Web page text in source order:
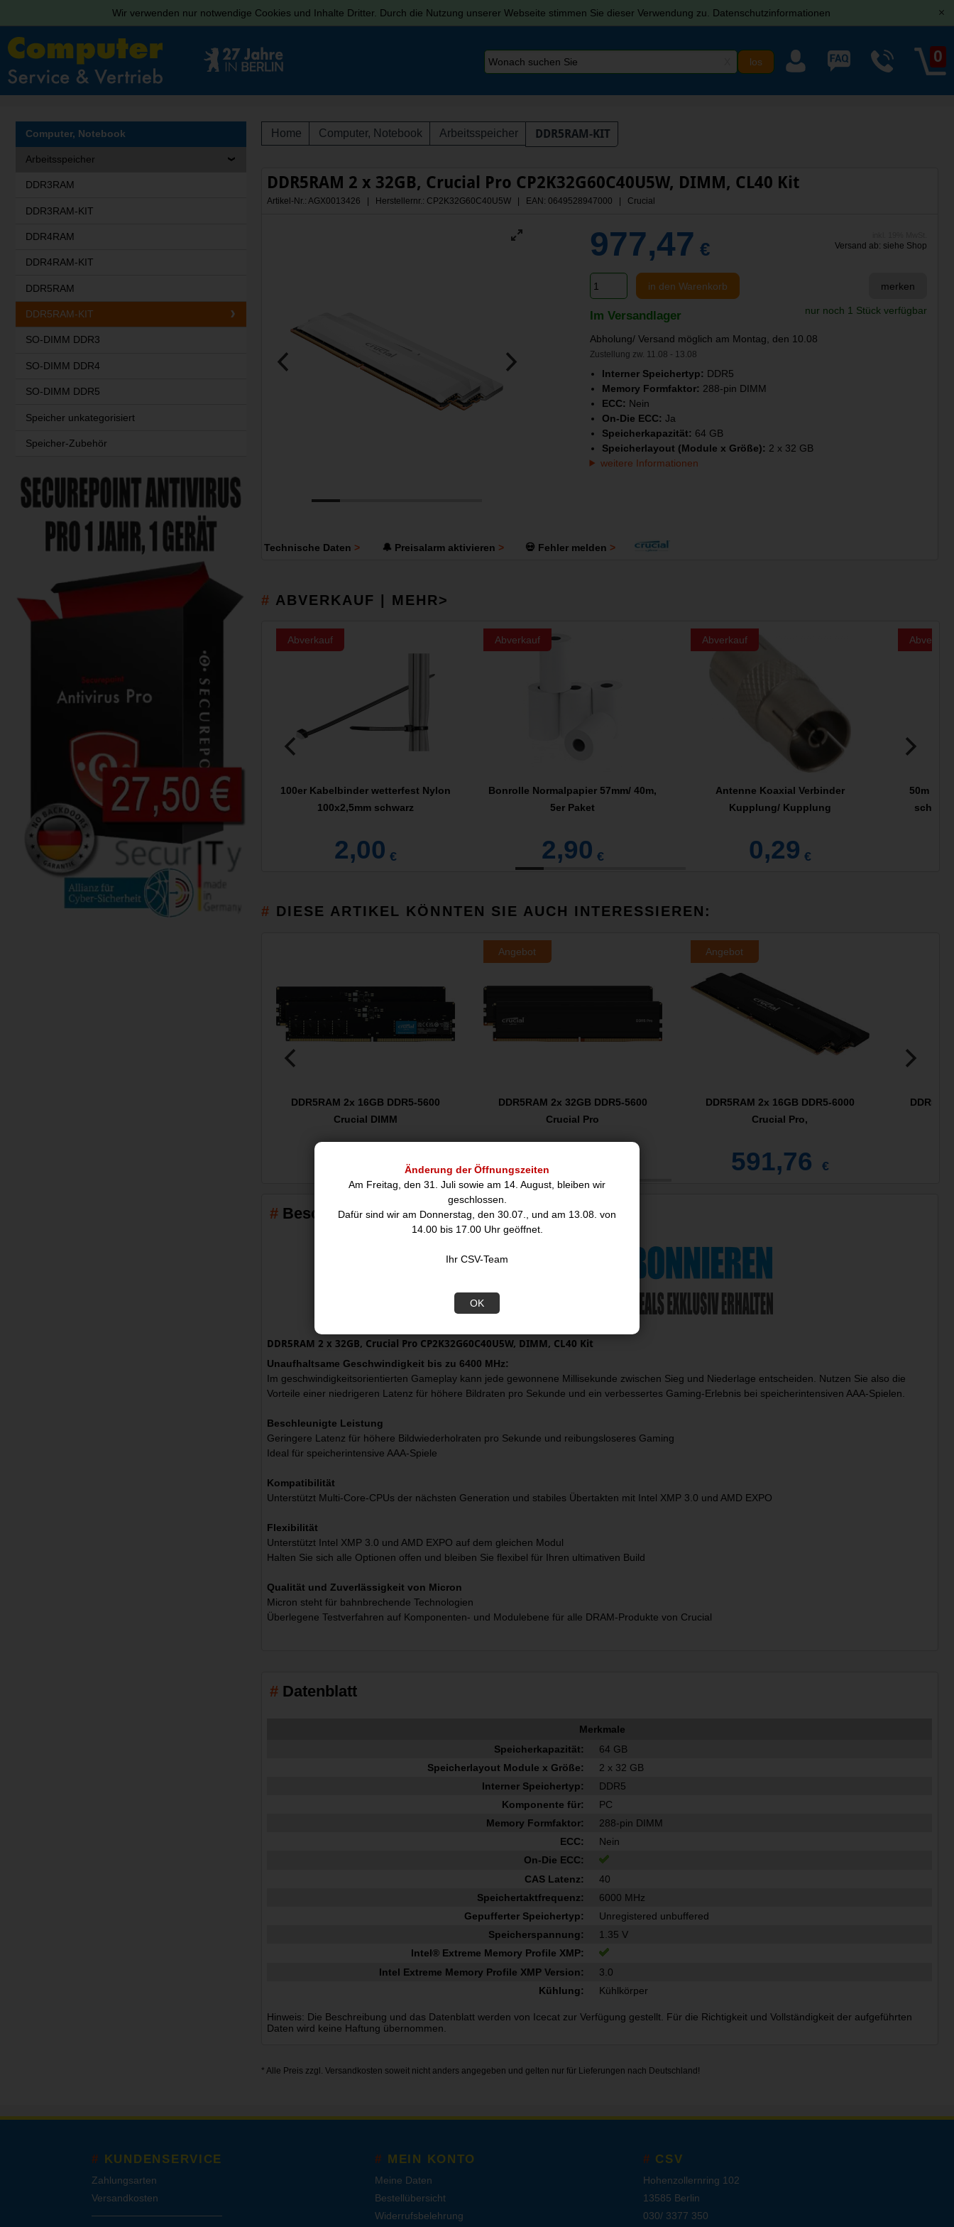
Wir verwenden nur notwendige Cookies und Inhalte Dritter. Durch die Nutzung unserer Webseite stimmen Sie dieser Verwendung zu. Datenschutzinformationen [x]
Änderung der Öffnungszeiten
Am Freitag, den 31. Juli sowie am 14. August, bleiben wir
geschlossen.
Dafür sind wir am Donnerstag, den 30.07., und am 13.08. von
14.00 bis 17.00 Uhr geöffnet.
Ihr CSV-Team
OK
0
Home Computer, Notebook Arbeitsspeicher DDR5RAM-KIT
DDR5RAM 2 x 32GB, Crucial Pro CP2K32G60C40U5W, DIMM, CL40 Kit
Artikel-Nr.: AGX0013426 | Herstellernr.: CP2K32G60C40U5W | EAN: 0649528947000 | Crucial
977,47 € Versand ab: siehe Shop
in den Warenkorb merken
Im Versandlager nur noch 1 Stück verfügbar
Abholung/ Versand möglich am Montag, den 10.08
Zustellung zw. 11.08 - 13.08
Interner Speichertyp: DDR5
Memory Formfaktor: 288-pin DIMM
ECC: Nein
On-Die ECC: Ja
Speicherkapazität: 64 GB
Speicherlayout (Module x Größe): 2 x 32 GB
weitere Informationen
Technische Daten 🔔 Preisalarm aktivieren 💀 Fehler melden
ABVERKAUF | MEHR>
Abverkauf
100er Kabelbinder wetterfest Nylon
100x2,5mm schwarz
2,00 €
Abverkauf
Bonrolle Normalpapier 57mm/ 40m,
5er Paket
2,90 €
Abverkauf
Antenne Koaxial Verbinder
Kupplung/ Kupplung
0,29 €
Abverkauf
50m
DIESE ARTIKEL KÖNNTEN SIE AUCH INTERESSIEREN:
DDR5RAM 2x 16GB DDR5-5600
Crucial DIMM
€
Angebot
DDR5RAM 2x 32GB DDR5-5600
Crucial Pro
822,92
Angebot
DDR5RAM 2x 16GB DDR5-6000
Crucial Pro,
591,76 €
Beschreibung
DDR5RAM 2 x 32GB, Crucial Pro CP2K32G60C40U5W, DIMM, CL40 Kit
Unaufhaltsame Geschwindigkeit bis zu 6400 MHz:
Im geschwindigkeitsorientierten Gameplay kann jede gewonnene Millisekunde zwischen Sieg und Niederlage entscheiden. Nutzen Sie also die
Vorteile einer niedrigeren Latenz für höhere Bildraten pro Sekunde und ein verbessertes Gaming-Erlebnis bei speicherintensiven AAA-Spielen.
Beschleunigte Leistung
Geringere Latenz für höhere Bildwiederholraten pro Sekunde und reibungsloseres Gaming
Ideal für speicherintensive AAA-Spiele
Kompatibilität
Unterstützt Multi-Core-CPUs der nächsten Generation und stabiles Übertakten mit Intel XMP 3.0 und AMD EXPO
Flexibilität
Unterstützt Intel XMP 3.0 und AMD EXPO auf dem gleichen Modul
Halten Sie sich alle Optionen offen und bleiben Sie flexibel für Ihren ultimativen Build
Qualität und Zuverlässigkeit von Micron
Micron steht für bahnbrechende Technologien
Überlegene Testverfahren auf Komponenten- und Modulebene für alle DRAM-Produkte von Crucial
Datenblatt
Merkmale
Speicherkapazität:
64 GB
Speicherlayout Module x Größe:
2 x 32 GB
Interner Speichertyp:
DDR5
Komponente für:
PC
Memory Formfaktor:
288-pin DIMM
ECC:
Nein
On-Die ECC:
CAS Latenz:
40
Speichertaktfrequenz:
6000 MHz
Gepufferter Speichertyp:
Unregistered unbuffered
Speicherspannung:
1.35 V
Intel® Extreme Memory Profile XMP:
Intel Extreme Memory Profile XMP Version:
3.0
Kühlung:
Kühlkörper
Hinweis: Die Beschreibung und das Datenblatt werden von Icecat zur Verfügung gestellt. Für die Richtigkeit und Vollständigkeit der aufgeführten
Daten wird keine Haftung übernommen.
* Alle Preis zzgl. Versandkosten soweit nicht anders angegeben und gelten nur für Lieferungen nach Deutschland!
Computer, Notebook
Arbeitsspeicher
DDR3RAM
DDR3RAM-KIT
DDR4RAM
DDR4RAM-KIT
DDR5RAM
DDR5RAM-KIT
SO-DIMM DDR3
SO-DIMM DDR4
SO-DIMM DDR5
Speicher unkategorisiert
Speicher-Zubehör
KUNDENSERVICE
Zahlungsarten
Versandkosten
MEIN KONTO
Meine Daten
Bestellübersicht
Widerrufsbelehrung
CSV
Hohenzollernring 102
13585 Berlin
030/ 3377 350